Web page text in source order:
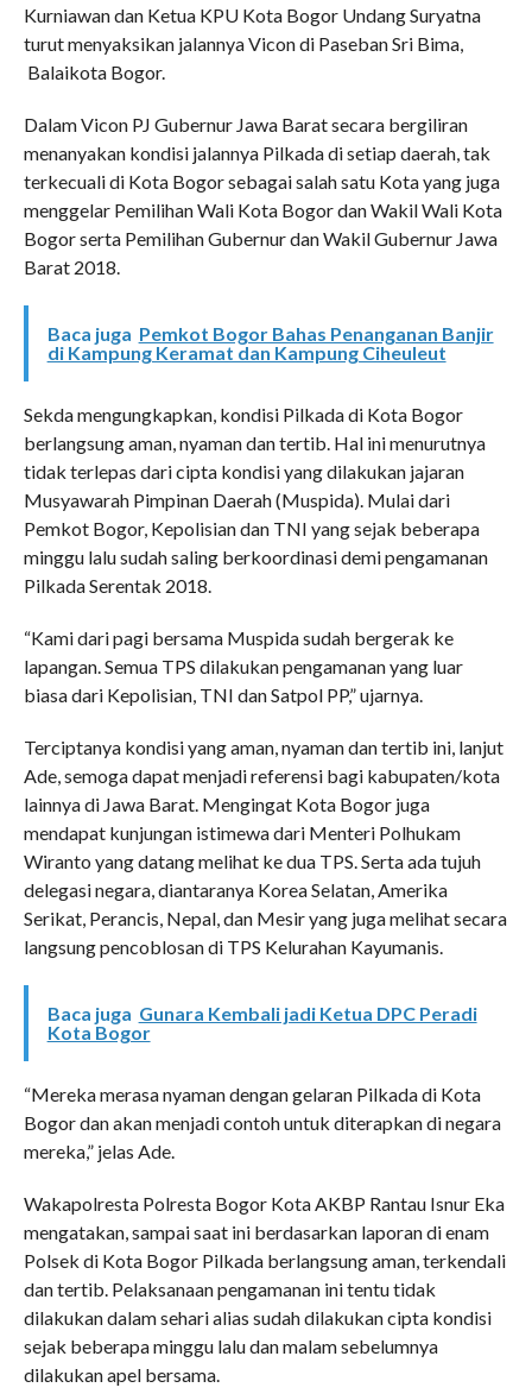
Kurniawan dan Ketua KPU Kota Bogor Undang Suryatna
turut menyaksikan jalannya Vicon di Paseban Sri Bima,
Balaikota Bogor.
Dalam Vicon PJ Gubernur Jawa Barat secara bergiliran
menanyakan kondisi jalannya Pilkada di setiap daerah, tak
terkecuali di Kota Bogor sebagai salah satu Kota yang juga
menggelar Pemilihan Wali Kota Bogor dan Wakil Wali Kota
Bogor serta Pemilihan Gubernur dan Wakil Gubernur Jawa
Barat 2018.
Baca juga Pemkot Bogor Bahas Penanganan Banjir
di Kampung Keramat dan Kampung Ciheuleut
Sekda mengungkapkan, kondisi Pilkada di Kota Bogor
berlangsung aman, nyaman dan tertib. Hal ini menurutnya
tidak terlepas dari cipta kondisi yang dilakukan jajaran
Musyawarah Pimpinan Daerah (Muspida). Mulai dari
Pemkot Bogor, Kepolisian dan TNI yang sejak beberapa
minggu lalu sudah saling berkoordinasi demi pengamanan
Pilkada Serentak 2018.
“Kami dari pagi bersama Muspida sudah bergerak ke
lapangan. Semua TPS dilakukan pengamanan yang luar
biasa dari Kepolisian, TNI dan Satpol PP,” ujarnya.
Terciptanya kondisi yang aman, nyaman dan tertib ini, lanjut
Ade, semoga dapat menjadi referensi bagi kabupaten/kota
lainnya di Jawa Barat. Mengingat Kota Bogor juga
mendapat kunjungan istimewa dari Menteri Polhukam
Wiranto yang datang melihat ke dua TPS. Serta ada tujuh
delegasi negara, diantaranya Korea Selatan, Amerika
Serikat, Perancis, Nepal, dan Mesir yang juga melihat secara
langsung pencoblosan di TPS Kelurahan Kayumanis.
Baca juga Gunara Kembali jadi Ketua DPC Peradi
Kota Bogor
“Mereka merasa nyaman dengan gelaran Pilkada di Kota
Bogor dan akan menjadi contoh untuk diterapkan di negara
mereka,” jelas Ade.
Wakapolresta Polresta Bogor Kota AKBP Rantau Isnur Eka
mengatakan, sampai saat ini berdasarkan laporan di enam
Polsek di Kota Bogor Pilkada berlangsung aman, terkendali
dan tertib. Pelaksanaan pengamanan ini tentu tidak
dilakukan dalam sehari alias sudah dilakukan cipta kondisi
sejak beberapa minggu lalu dan malam sebelumnya
dilakukan apel bersama.